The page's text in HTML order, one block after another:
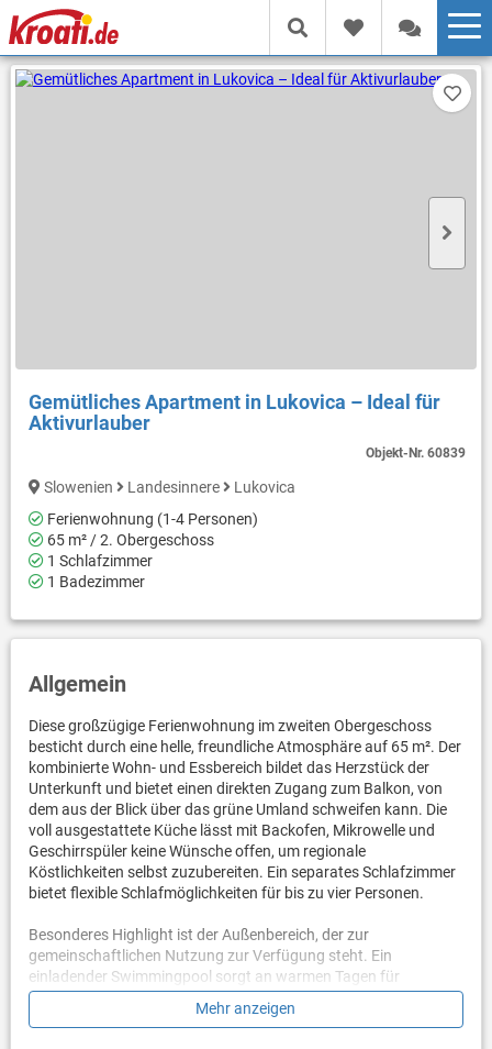
Gemütliches Apartment in Lukovica – Ideal für
Aktivurlauber
Objekt-Nr.60839
Slowenien Landesinnere
Lukovica
Ferienwohnung (1-4 Personen)
65 m² / 2. Obergeschoss
1 Schlafzimmer
1 Badezimmer
Allgemein
Diese großzügige Ferienwohnung im zweiten Obergeschoss
besticht durch eine helle, freundliche Atmosphäre auf 65 m². Der
kombinierte Wohn- und Essbereich bildet das Herzstück der
Unterkunft und bietet einen direkten Zugang zum Balkon, von
dem aus der Blick über das grüne Umland schweifen kann. Die
voll ausgestattete Küche lässt mit Backofen, Mikrowelle und
Geschirrspüler keine Wünsche offen, um regionale
Köstlichkeiten selbst zuzubereiten. Ein separates Schlafzimmer
bietet flexible Schlafmöglichkeiten für bis zu vier Personen.
Besonderes Highlight ist der Außenbereich, der zur
gemeinschaftlichen Nutzung zur Verfügung steht. Ein
einladender Swimmingpool sorgt an warmen Tagen für
Erfrischung, während der Garten mit Grillmöglichkeit gesellige
Abende unter freiem Himmel ermöglicht. Dank Klimaanlage,
Mehr anzeigen